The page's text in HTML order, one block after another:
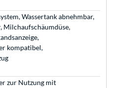
Wassertank abnehmbar,
Milchaufschäumdüse,
kompatibel,
zur Nutzung mit